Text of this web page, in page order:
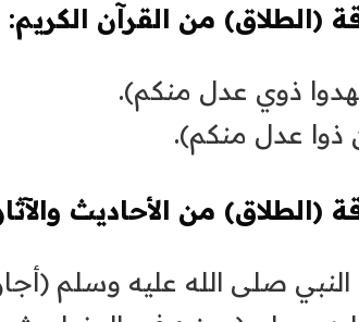
(الطلاق) من القرآن الكريم:
ذوي عدل منكم).
ذوا عدل منكم).
(الطلاق) من الأحاديث
صلى الله عليه وسلم